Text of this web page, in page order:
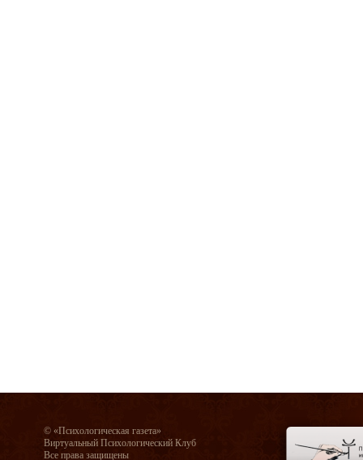
© «Психологическая газета»
Виртуальный Психологический Клуб
Все права защищены